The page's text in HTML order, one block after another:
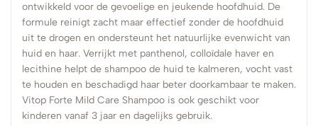
ontwikkeld voor de gevoelige en jeukende hoofdhuid. De
formule reinigt zacht maar effectief zonder de hoofdhuid
uit te drogen en ondersteunt het natuurlijke evenwicht van
huid en haar. Verrijkt met panthenol, colloïdale haver en
lecithine helpt de shampoo de huid te kalmeren, vocht vast
te houden en beschadigd haar beter doorkambaar te maken.
Vitop Forte Mild Care Shampoo is ook geschikt voor
kinderen vanaf 3 jaar en dagelijks gebruik.